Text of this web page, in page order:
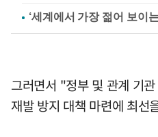
그러면서 "정부 및 관계 기
재발 방지 대책 마련에 최선